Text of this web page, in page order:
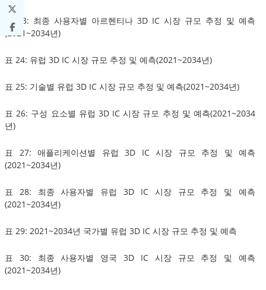
표 23: 최종 사용자별 아르헨티나 3D IC 시장 규모 추정 및 예측
(2021~2034년)
표 24: 유럽 3D IC 시장 규모 추정 및 예측(2021~2034년)
표 25: 기술별 유럽 3D IC 시장 규모 추정 및 예측(2021~2034년)
표 26: 구성 요소별 유럽 3D IC 시장 규모 추정 및 예측(2021~2034
년)
표 27: 애플리케이션별 유럽 3D IC 시장 규모 추정 및 예측
(2021~2034년)
표 28: 최종 사용자별 유럽 3D IC 시장 규모 추정 및 예측
(2021~2034년)
표 29: 2021~2034년 국가별 유럽 3D IC 시장 규모 추정 및 예측
표 30: 최종 사용자별 영국 3D IC 시장 규모 추정 및 예측
(2021~2034년)